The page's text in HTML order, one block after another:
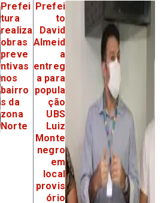
Prefei
tura
realiza
obras
preve
ntivas
nos
bairro
s da
zona
Norte
Prefei
to
David
Almeid
a
entreg
a para
popula
ção
UBS
Luiz
Monte
negro
em
local
provis
ório